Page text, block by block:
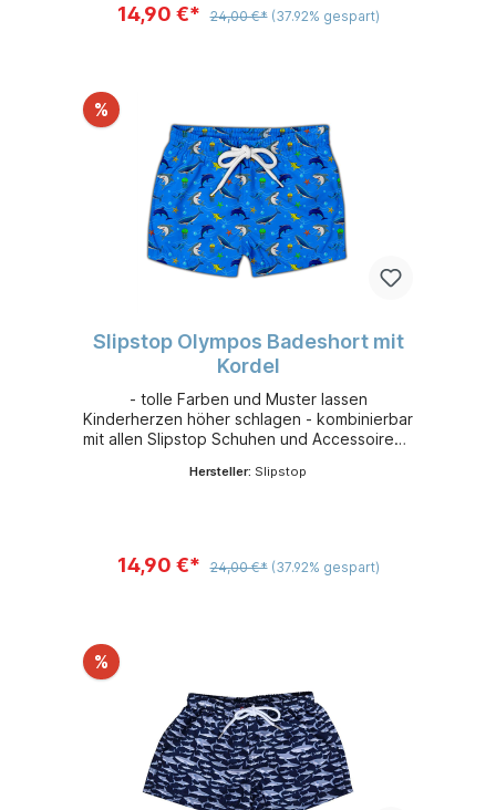
14,90 €* 24,00 €* (37.92% gespart)
%
Slipstop Olympos Badeshort mit
Kordel
- tolle Farben und Muster lassen
Kinderherzen höher schlagen - kombinierbar
mit allen Slipstop Schuhen und Accessoires -
schnelltrocknendem 100 % Polyester -
Hersteller: Slipstop
14,90 €* 24,00 €* (37.92% gespart)
%